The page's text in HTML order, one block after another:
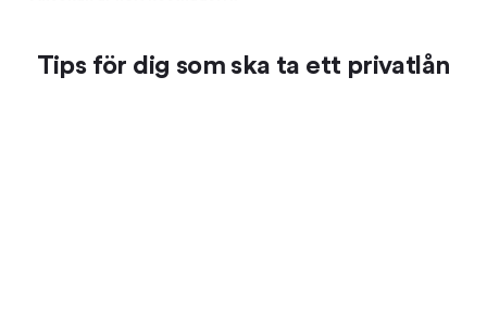
Tips för dig som ska ta ett privatlån